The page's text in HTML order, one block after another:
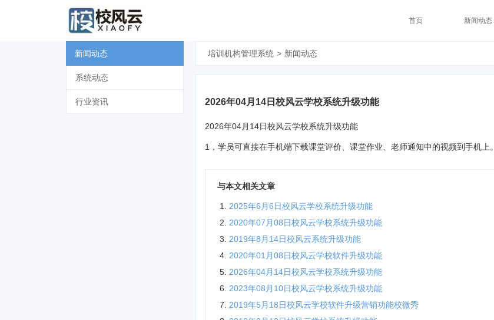
首页 新闻动态
新闻动态
系统动态
行业资讯
培训机构管理系统 > 新闻动态
2026年04月14日校风云学校系统升级功能
2026年04月14日校风云学校系统升级功能
1，学员可直接在手机端下载课堂评价、课堂作业、老师通知中的视频到手机上。
与本文相关文章
2025年6月6日校风云学校系统升级功能
2020年07月08日校风云学校系统升级功能
2019年8月14日校风云系统升级功能
2020年01月08日校风云学校软件升级功能
2026年04月14日校风云学校系统升级功能
2023年08月10日校风云学校系统升级功能
2019年5月18日校风云学校软件升级营销功能校微秀